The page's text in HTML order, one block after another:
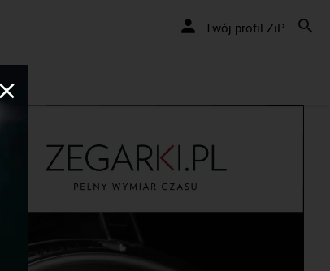
Twój profil ZiP